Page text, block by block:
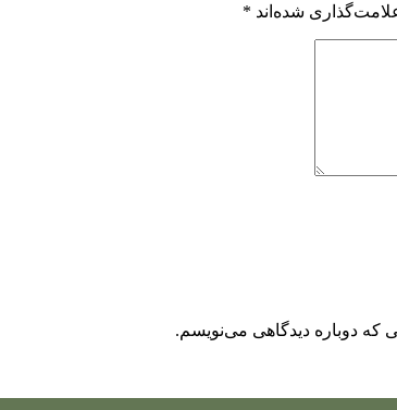
شده‌اند *
که دوباره دیدگاهی می‌نویسم.